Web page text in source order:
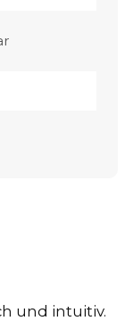
und intuitiv.